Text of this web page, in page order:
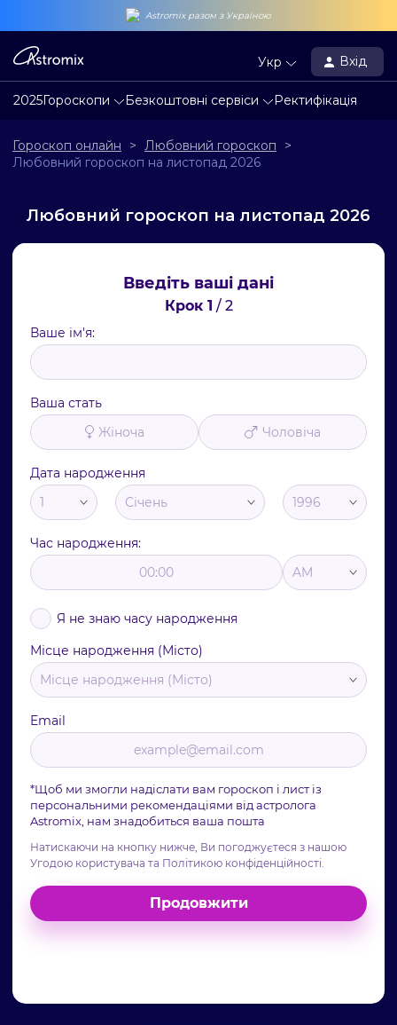
Astromix разом з Україною
2025Гороскопи Безкоштовні сервіси Ректифікація
Укр Вхід
Гороскоп онлайн > Любовний гороскоп
>
Любовний гороскоп на листопад 2026
Любовний гороскоп на листопад 2026